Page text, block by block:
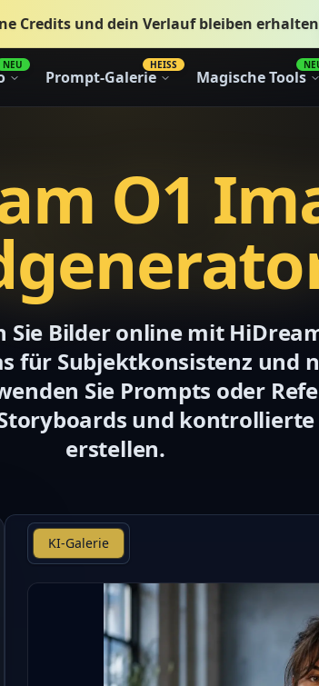
Credits und dein Verlauf bleiben
NEU
Prompt-Galerie
HEISS
Magische Tools
O1
Bilder online mit
für Subjektkonsistenz und
Sie Prompts oder
und
erstellen.
KI-Galerie